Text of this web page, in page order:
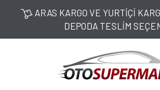
ARAS KARGO VE YURTİÇİ
DEPODA TESLİM